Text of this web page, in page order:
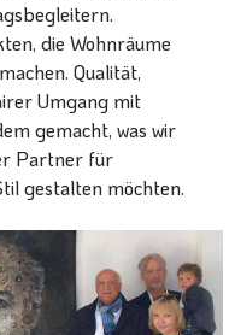
die Wohnräume
Qualität,
Umgang mit
gemacht, was wir
Partner für
gestalten möchten.